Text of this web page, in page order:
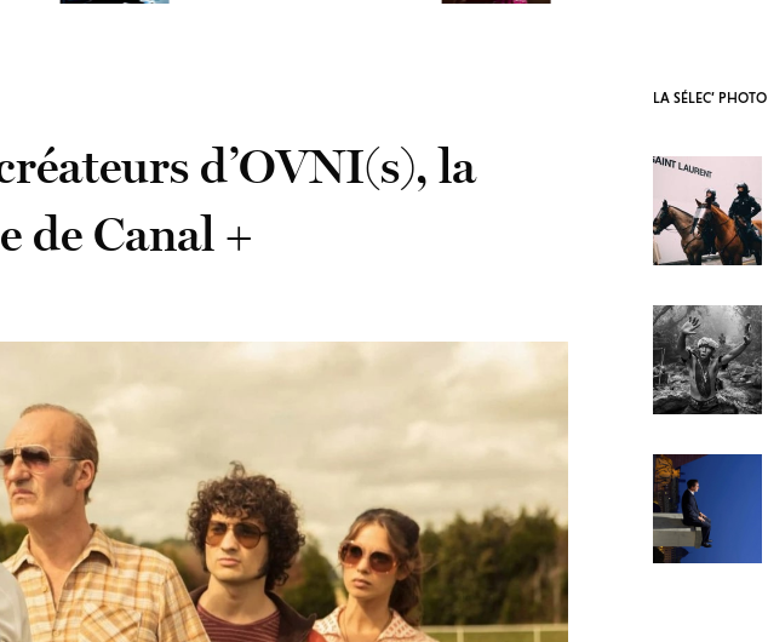
d’OVNI(s), la
de Canal +
LA SÉLEC’ PHOTO